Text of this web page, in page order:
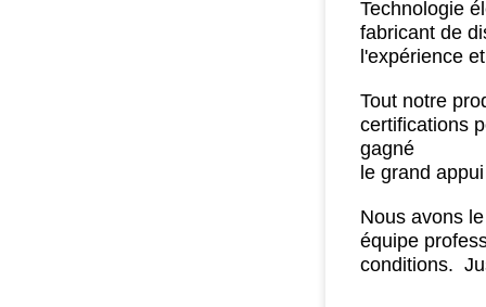
Technologie
fabricant de
l'expérience
Tout notre
certifications
gagné
le grand
Nous avons
équipe
conditions.